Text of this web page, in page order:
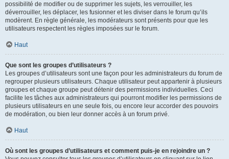
possibilité de modifier ou de supprimer les sujets, les verrouiller, les
déverrouiller, les déplacer, les fusionner et les diviser dans le forum qu’ils
modèrent. En règle générale, les modérateurs sont présents pour que les
utilisateurs respectent les règles imposées sur le forum.
Haut
Que sont les groupes d’utilisateurs ?
Les groupes d’utilisateurs sont une façon pour les administrateurs du forum de
regrouper plusieurs utilisateurs. Chaque utilisateur peut appartenir à plusieurs
groupes et chaque groupe peut détenir des permissions individuelles. Ceci
facilite les tâches aux administrateurs qui pourront modifier les permissions de
plusieurs utilisateurs en une seule fois, ou encore leur accorder des pouvoirs
de modération, ou bien leur donner accès à un forum privé.
Haut
Où sont les groupes d’utilisateurs et comment puis-je en rejoindre un ?